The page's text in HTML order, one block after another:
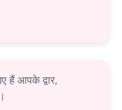
हैं आपके द्वार,